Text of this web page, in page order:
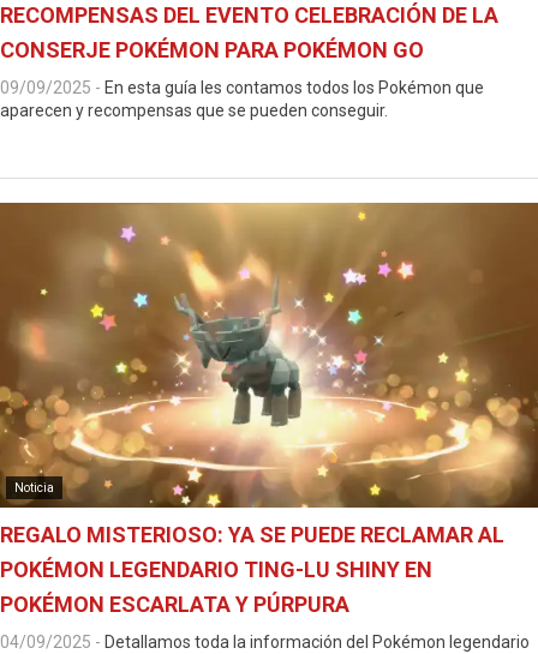
RECOMPENSAS DEL EVENTO CELEBRACIÓN DE LA
CONSERJE POKÉMON PARA POKÉMON GO
09/09/2025 - En esta guía les contamos todos los Pokémon que
aparecen y recompensas que se pueden conseguir.
Noticia
REGALO MISTERIOSO: YA SE PUEDE RECLAMAR AL
POKÉMON LEGENDARIO TING-LU SHINY EN
POKÉMON ESCARLATA Y PÚRPURA
04/09/2025 - Detallamos toda la información del Pokémon legendario